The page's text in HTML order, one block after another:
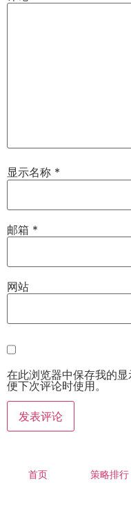
显示名称 *
邮箱 *
网站
在此浏览器中保存我的
便下次评论时使用。
首页 策略排行